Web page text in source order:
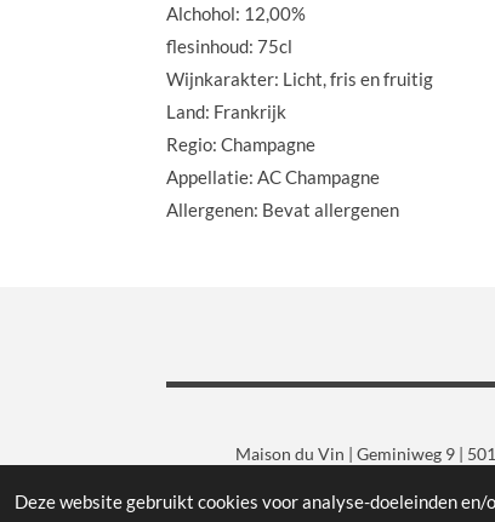
Deze website gebruikt cookies voor analyse-doeleinden
Alchohol: 12,00%
flesinhoud: 75cl
Wijnkarakter: Licht, fris en fruitig
Land: Frankrijk
Regio: Champagne
Appellatie: AC Champagne
Allergenen: Bevat allergenen
Maison du Vin | Geminiweg 9 |
© 2019 - 2026 Maison du Vin